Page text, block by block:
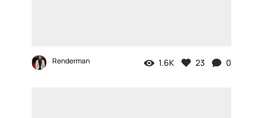
Renderman 1.6K 23 0